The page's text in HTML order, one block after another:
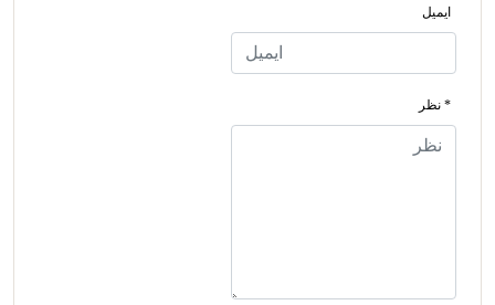
ایمیل
* نظر